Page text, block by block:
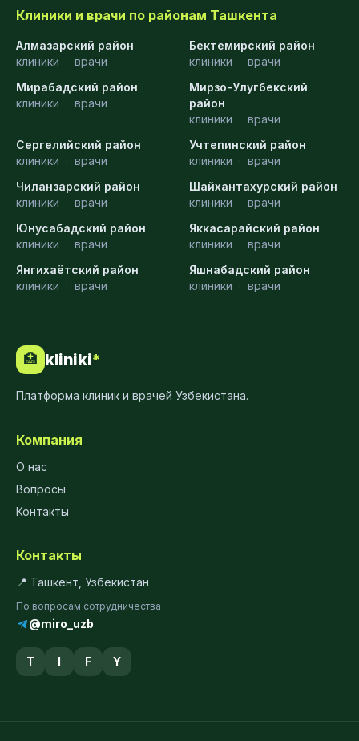
Клиники и врачи по районам Ташкента
Алмазарский район
клиники · врачи
Бектемирский район
клиники · врачи
Мирабадский район
клиники · врачи
Мирзо-Улугбекский
район
клиники · врачи
Сергелийский район
клиники · врачи
Учтепинский район
клиники · врачи
Чиланзарский район
клиники · врачи
Шайхантахурский район
клиники · врачи
Юнусабадский район
клиники · врачи
Яккасарайский район
клиники · врачи
Янгихаётский район
клиники · врачи
Яшнабадский район
клиники · врачи
🏥 kliniki*
Платформа клиник и врачей Узбекистана.
Компания
О нас
Вопросы
Контакты
Контакты
📍 Ташкент, Узбекистан
По вопросам сотрудничества
@miro_uzb
T I F Y